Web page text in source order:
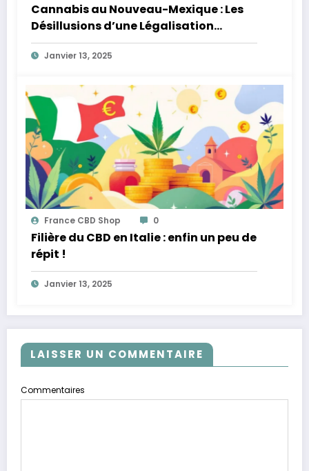
Cannabis au Nouveau-Mexique : Les
Désillusions d’une Légalisation
Complexe
Janvier 13, 2025
France CBD Shop 0
Filière du CBD en Italie : enfin un peu de
répit !
Janvier 13, 2025
LAISSER UN COMMENTAIRE
Commentaires